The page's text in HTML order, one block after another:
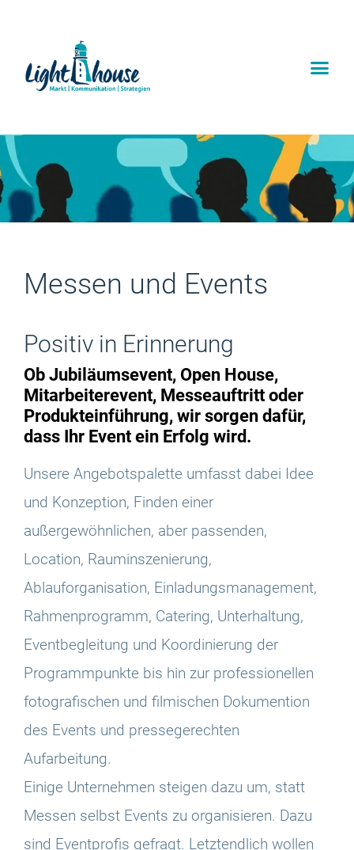
Messen und Events
Positiv in Erinnerung
Ob Jubiläumsevent, Open House,
Mitarbeiterevent, Messeauftritt oder
Produkteinführung, wir sorgen dafür,
dass Ihr Event ein Erfolg wird.
Unsere Angebotspalette umfasst dabei Idee
und Konzeption, Finden einer
außergewöhnlichen, aber passenden,
Location, Rauminszenierung,
Ablauforganisation, Einladungsmanagement,
Rahmenprogramm, Catering, Unterhaltung,
Eventbegleitung und Koordinierung der
Programmpunkte bis hin zur professionellen
fotografischen und filmischen Dokumention
des Events und pressegerechten
Aufarbeitung.
Einige Unternehmen steigen dazu um, statt
Messen selbst Events zu organisieren. Dazu
sind Eventprofis gefragt. Letztendlich wollen